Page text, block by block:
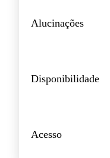
Alucinações
Disponibilidade
Acesso